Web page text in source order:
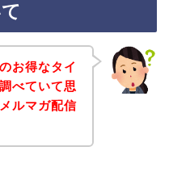
お得なタイ
べていて思
ルマガ配信